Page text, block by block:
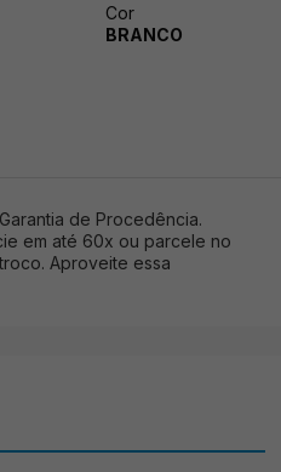
Cor
BRANCO
de Procedência.
em até 60x ou parcele no
Aproveite essa